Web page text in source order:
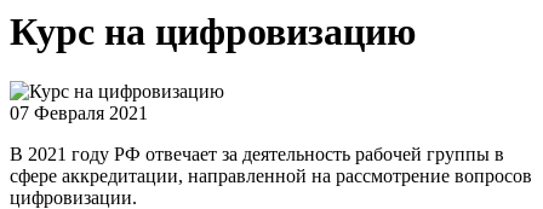
Курс на цифровизацию
07 Февраля 2021
В 2021 году РФ отвечает за деятельность рабочей группы в
сфере аккредитации, направленной на рассмотрение вопросов
цифровизации.